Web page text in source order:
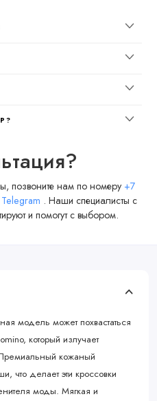
позвоните нам по номеру +7
Telegram . Наши специалисты с
и помогут с выбором.
модель может похвастаться
который излучает
Премиальный кожаный
что делает эти кроссовки
моды. Мягкая и